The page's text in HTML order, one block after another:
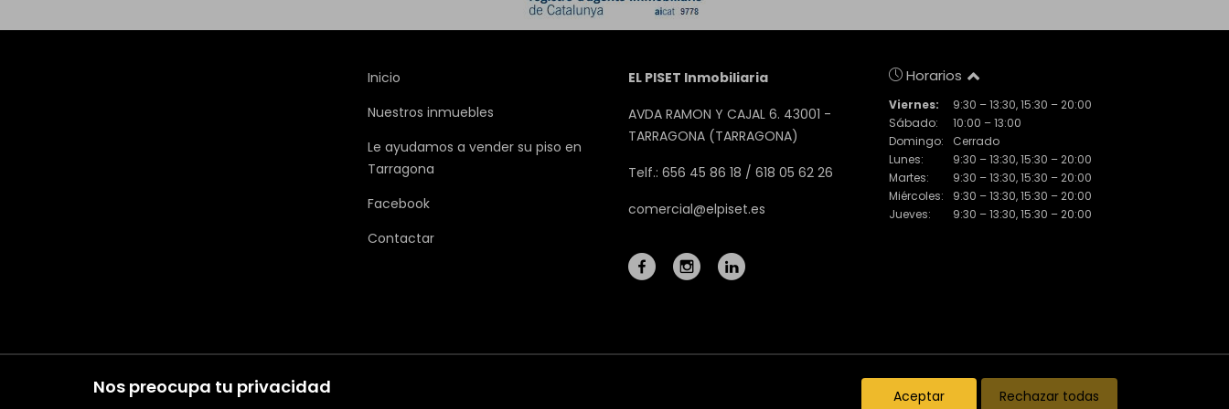
Nos preocupa tu privacidad Aceptar Rechazar todas
Inicio
Nuestros inmuebles
Le ayudamos a vender su piso en
Tarragona
Facebook
Contactar
EL PISET Inmobiliaria
AVDA RAMON Y CAJAL 6. 43001 -
TARRAGONA (TARRAGONA)
Telf.: 656 45 86 18 / 618 05 62 26
comercial@elpiset.es
Horarios
Viernes:
9:30 – 13:30, 15:30 – 20:00
Sábado:
10:00 – 13:00
Domingo:
Cerrado
Lunes:
9:30 – 13:30, 15:30 – 20:00
Martes:
9:30 – 13:30, 15:30 – 20:00
Miércoles:
9:30 – 13:30, 15:30 – 20:00
Jueves:
9:30 – 13:30, 15:30 – 20:00
Inmuebles destacados Noticias